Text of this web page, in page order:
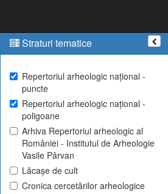
Straturi tematice
Repertoriul arheologic național -
puncte
Repertoriul arheologic național -
poligoane
Arhiva Repertoriul arheologic al
României - Institutul de Arheologie
Vasile Pârvan
Lăcașe de cult
Cronica cercetărilor arheologice